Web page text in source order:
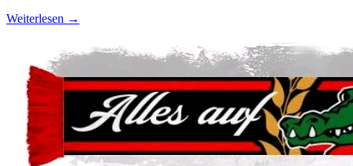
Weiterlesen →